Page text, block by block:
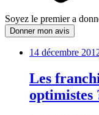
Soyez le premier a
Donner mon avis
14 décembre
Les
optimistes